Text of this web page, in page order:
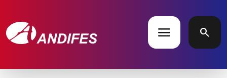
menu search